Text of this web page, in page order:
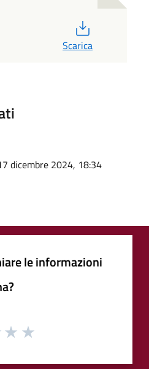
Scarica
dicembre 2024, 18:34
le informazioni